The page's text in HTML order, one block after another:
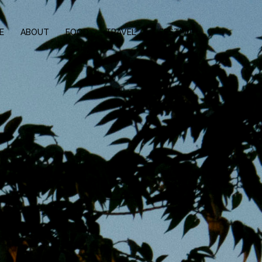
ABOUT FOOD TRAVEL LIFESTYLE